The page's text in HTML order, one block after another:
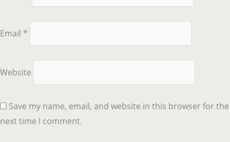
Email *
Website
Save my name, email, and website in this browser for the
next time I comment.